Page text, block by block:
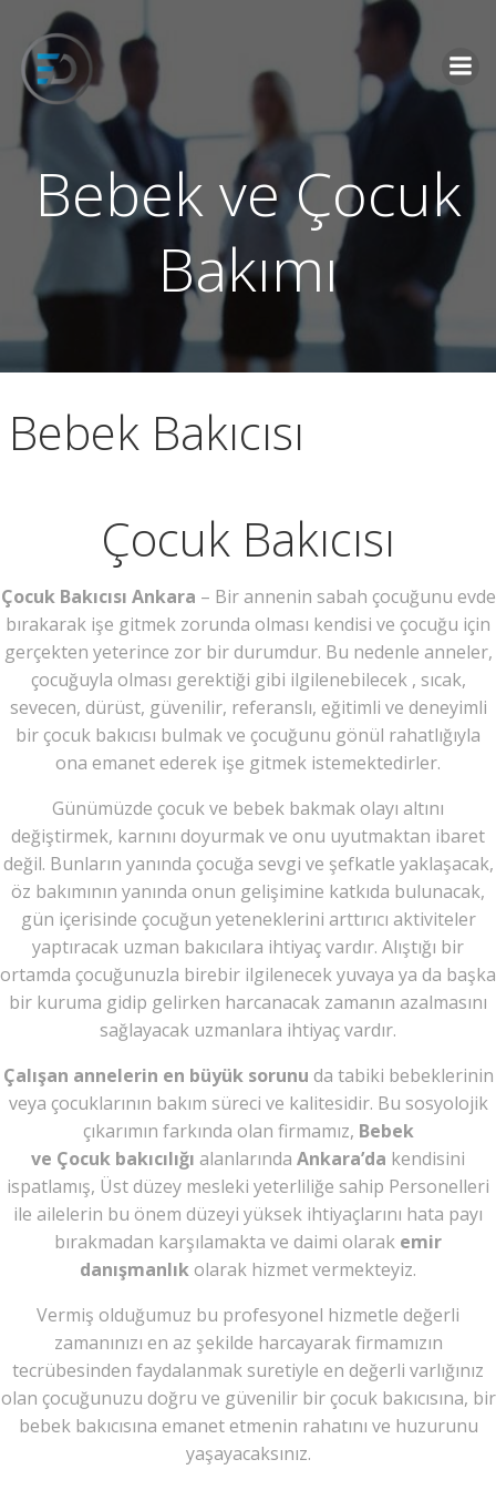
Bebek ve Çocuk
Bakımı
Bebek Bakıcısı
Çocuk Bakıcısı
Çocuk Bakıcısı Ankara – Bir annenin sabah çocuğunu evde
bırakarak işe gitmek zorunda olması kendisi ve çocuğu için
gerçekten yeterince zor bir durumdur. Bu nedenle anneler,
çocuğuyla olması gerektiği gibi ilgilenebilecek , sıcak,
sevecen, dürüst, güvenilir, referanslı, eğitimli ve deneyimli
bir çocuk bakıcısı bulmak ve çocuğunu gönül rahatlığıyla
ona emanet ederek işe gitmek istemektedirler.
Günümüzde çocuk ve bebek bakmak olayı altını
değiştirmek, karnını doyurmak ve onu uyutmaktan ibaret
değil. Bunların yanında çocuğa sevgi ve şefkatle yaklaşacak,
öz bakımının yanında onun gelişimine katkıda bulunacak,
gün içerisinde çocuğun yeteneklerini arttırıcı aktiviteler
yaptıracak uzman bakıcılara ihtiyaç vardır. Alıştığı bir
ortamda çocuğunuzla birebir ilgilenecek yuvaya ya da başka
bir kuruma gidip gelirken harcanacak zamanın azalmasını
sağlayacak uzmanlara ihtiyaç vardır.
Çalışan annelerin en büyük sorunu da tabiki bebeklerinin
veya çocuklarının bakım süreci ve kalitesidir. Bu sosyolojik
çıkarımın farkında olan firmamız, Bebek
ve Çocuk bakıcılığı alanlarında Ankara’da kendisini
ispatlamış, Üst düzey mesleki yeterliliğe sahip Personelleri
ile ailelerin bu önem düzeyi yüksek ihtiyaçlarını hata payı
bırakmadan karşılamakta ve daimi olarak emir
danışmanlıkolarak hizmet vermekteyiz.
Vermiş olduğumuz bu profesyonel hizmetle değerli
zamanınızı en az şekilde harcayarak firmamızın
tecrübesinden faydalanmak suretiyle en değerli varlığınız
olan çocuğunuzu doğru ve güvenilir bir çocuk bakıcısına, bir
bebek bakıcısına emanet etmenin rahatını ve huzurunu
yaşayacaksınız.